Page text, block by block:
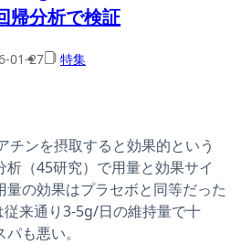
帰分析で検証
01-27 特集
チンを摂取すると効果的という
（45研究）で用量と効果サイ
量の効果はプラセボと同等だった
従来通り3-5g/日の維持量で十
も悪い。